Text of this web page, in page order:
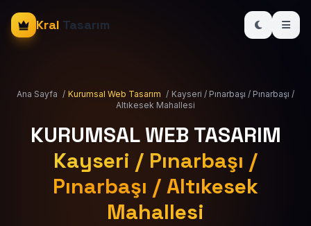
Kral Tasarım
Ana Sayfa / Kurumsal Web Tasarım / Kayseri / Pınarbaşı / Pınarbaşı /
Altıkesek Mahallesi
KURUMSAL WEB TASARIM
Kayseri / Pınarbaşı /
Pınarbaşı / Altıkesek
Mahallesi